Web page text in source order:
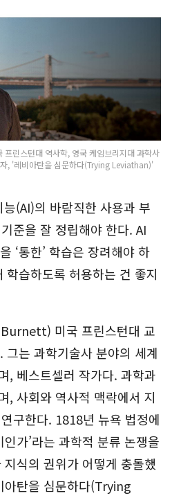
프린스턴대 역사학, 영국 케임브리지대 과학사
, '레비아탄을 심문하다(Trying Leviathan)'
(AI)의 바람직한 사용과 부
준을 잘 정립해야 한다. AI
‘통한’ 학습은 장려해야 하
습하도록 허용하는 건 좋지
미국 프린스턴대 교
그는 과학기술사 분야의 세계
, 베스트셀러 작가다. 과학과
, 사회와 역사적 맥락에서 지
구한다. 1818년 뉴욕 법정에
가’라는 과학적 분류 논쟁을
식의 권위가 어떻게 충돌했
아탄을 심문하다(Trying